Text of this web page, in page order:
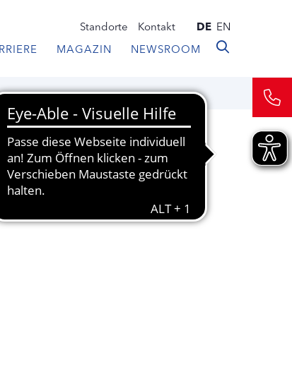
Standorte Kontakt DE EN
MAGAZIN NEWSROOM